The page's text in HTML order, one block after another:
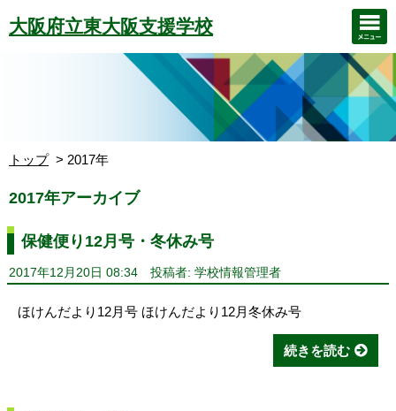
大阪府立東大阪支援学校
トップ 2017年
2017年アーカイブ
保健便り12月号・冬休み号
2017年12月20日 08:34 投稿者: 学校情報管理者
ほけんだより12月号 ほけんだより12月冬休み号
続きを読む